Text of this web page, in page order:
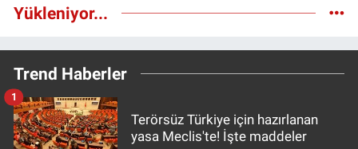
Yükleniyor...
Trend Haberler
Terörsüz Türkiye için hazırlanan
yasa Meclis'te! İşte maddeler
1